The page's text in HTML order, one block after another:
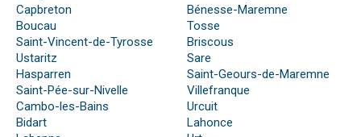
Capbreton
Boucau
Saint-Vincent-de-Tyrosse
Ustaritz
Hasparren
Saint-Pée-sur-Nivelle
Cambo-les-Bains
Bidart
Bénesse-Maremne
Tosse
Briscous
Sare
Saint-Geours-de-Maremne
Villefranque
Urcuit
Lahonce